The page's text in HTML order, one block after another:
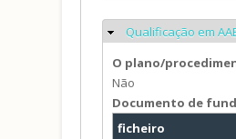
Ocultar
Qualificação em
O plano/
Não
Documento de
ficheiro